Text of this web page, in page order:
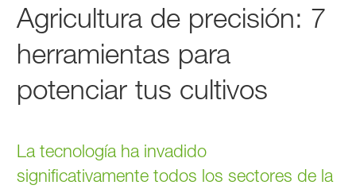
Agricultura de precisión: 7
herramientas para
potenciar tus cultivos
La tecnología ha invadido
significativamente todos los sectores de la